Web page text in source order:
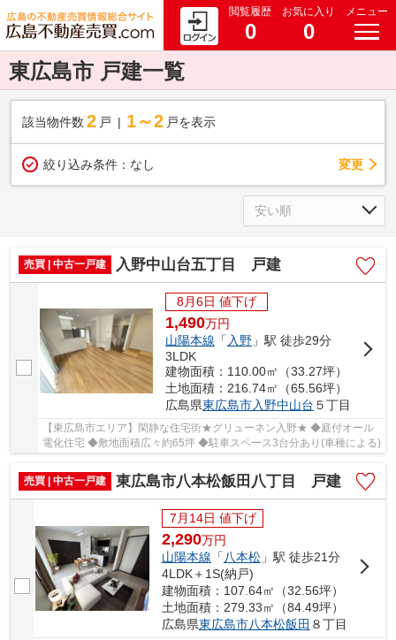
閲覧履歴
0
お気に入り
0
メニュー
東広島市 戸建一覧
該当物件数 2 戸 1～2 戸を表示
絞り込み条件： なし 変更
売買 | 中古一戸建 入野中山台五丁目 戸建
8月6日 値下げ
1,490万円
山陽本線 「 入野 」駅 徒歩29分
3LDK
建物面積：110.00㎡（33.27坪）
土地面積：216.74㎡（65.56坪）
広島県東広島市入野中山台 ５丁目
【東広島市エリア】閑静な住宅街★グリューネン入野★ ◆庭付オール
電化住宅 ◆敷地面積広々約65坪 ◆駐車スペース3台分あり(車種による)
売買 | 中古一戸建 東広島市八本松飯田八丁目 戸建
7月14日 値下げ
2,290万円
山陽本線 「八本松」駅 徒歩21分
4LDK＋1S(納戸)
建物面積：107.64㎡（32.56坪）
土地面積：279.33㎡（84.49坪）
広島県東広島市八本松飯田 ８丁目